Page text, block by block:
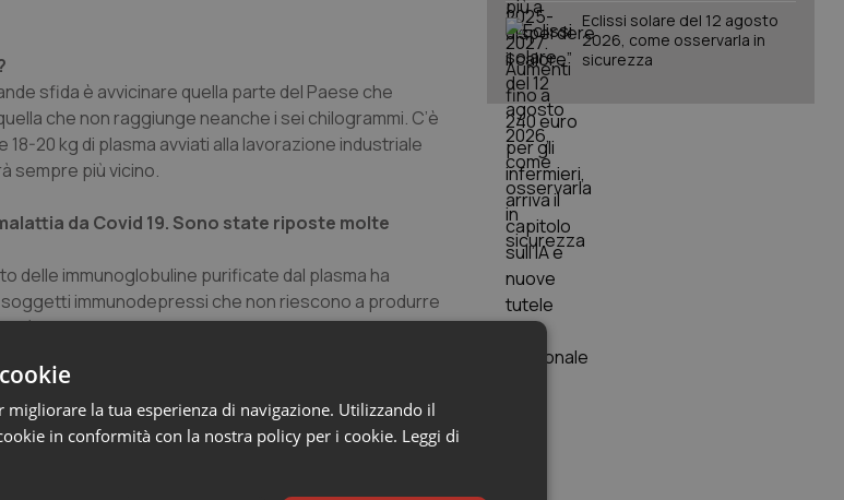
sfida è avvicinare quella parte del Paese che
che non raggiunge neanche i sei chilogrammi. C’è
20 kg di plasma avviati alla lavorazione industriale
sempre più vicino.
da Covid 19. Sono state riposte molte
delle immunoglobuline purificate dal plasma ha
immunodepressi che non riescono a produrre
è utile somministrarlo a pazienti in stato avanzato di
Conferenza Stato Regioni il nuovo Programma
dare qualche anticipazione?
al Centro nazionale sangue. Un Piano costruito poco
Eclissi solare del 12 agosto
2026, come osservarla in
sicurezza
la tua esperienza di navigazione. Utilizzando il
in conformità con la nostra policy per i cookie. Leggi di